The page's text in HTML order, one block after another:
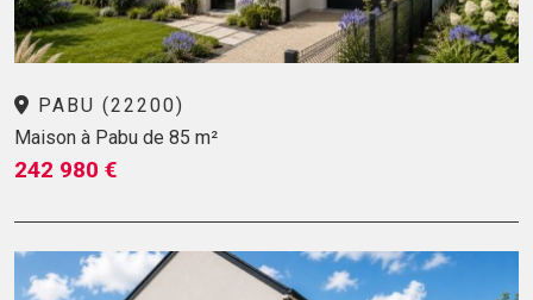
PABU (22200)
Maison à Pabu de 85 m²
242 980 €